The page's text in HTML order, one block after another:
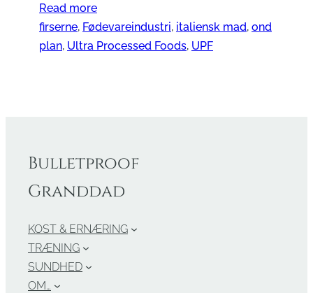
Read more
firserne, Fødevareindustri, italiensk mad, ond
plan, Ultra Processed Foods, UPF
Bulletproof
Granddad
KOST & ERNÆRING
TRÆNING
SUNDHED
OM…